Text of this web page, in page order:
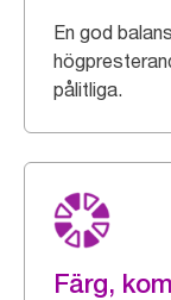
En god
pålitliga.
Färg,